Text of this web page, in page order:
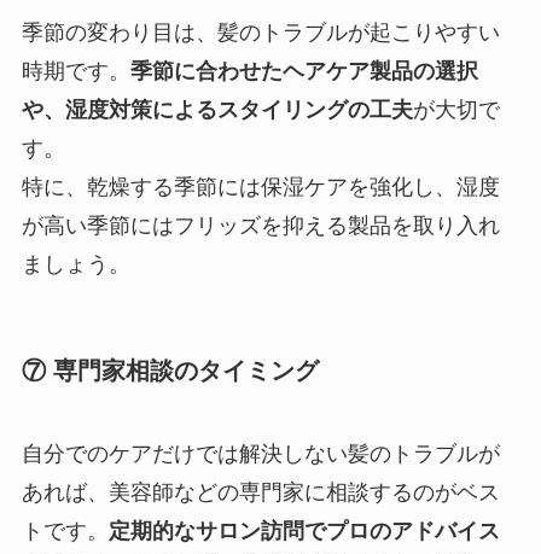
季節の変わり目は、髪のトラブルが起こりやすい
時期です。 季節に合わせたヘアケア製品の選択
や、湿度対策によるスタイリングの工夫が大切で
す。
特に、乾燥する季節には保湿ケアを強化し、湿度
が高い季節にはフリッズを抑える製品を取り入れ
ましょう。
⑦ 専門家相談のタイミング
自分でのケアだけでは解決しない髪のトラブルが
あれば、美容師などの専門家に相談するのがベス
トです。 定期的なサロン訪問でプロのアドバイス